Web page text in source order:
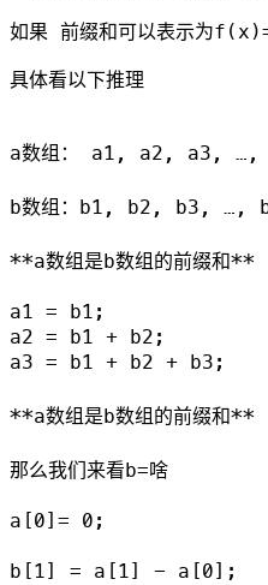
如果 前缀和可以表示为
具体看以下推理
a数组： a1, a2, a3, …,
b数组：b1, b2, b3, …,
**a数组是b数组的前缀和**
a1 = b1;
a2 = b1 + b2;
a3 = b1 + b2 + b3;
**a数组是b数组的前缀和**
那么我们来看b=啥
a[0]= 0;
b[1] = a[1] - a[0];